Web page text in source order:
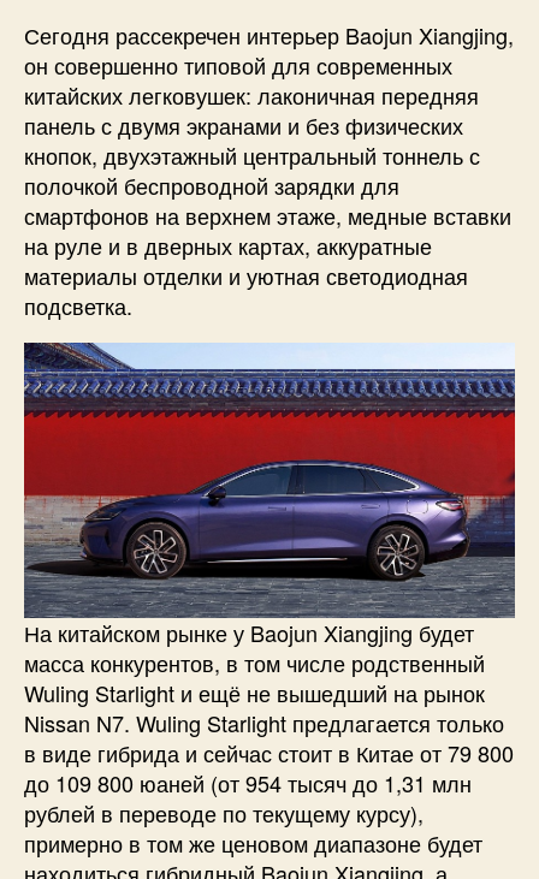
Сегодня рассекречен интерьер Baojun Xiangjing,
он совершенно типовой для современных
китайских легковушек: лаконичная передняя
панель с двумя экранами и без физических
кнопок, двухэтажный центральный тоннель с
полочкой беспроводной зарядки для
смартфонов на верхнем этаже, медные вставки
на руле и в дверных картах, аккуратные
материалы отделки и уютная светодиодная
подсветка.
На китайском рынке у Baojun Xiangjing будет
масса конкурентов, в том числе родственный
Wuling Starlight и ещё не вышедший на рынок
Nissan N7. Wuling Starlight предлагается только
в виде гибрида и сейчас стоит в Китае от 79 800
до 109 800 юаней (от 954 тысяч до 1,31 млн
рублей в переводе по текущему курсу),
примерно в том же ценовом диапазоне будет